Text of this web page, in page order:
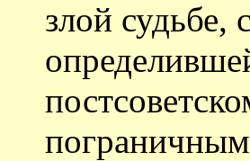
злой судьбе,